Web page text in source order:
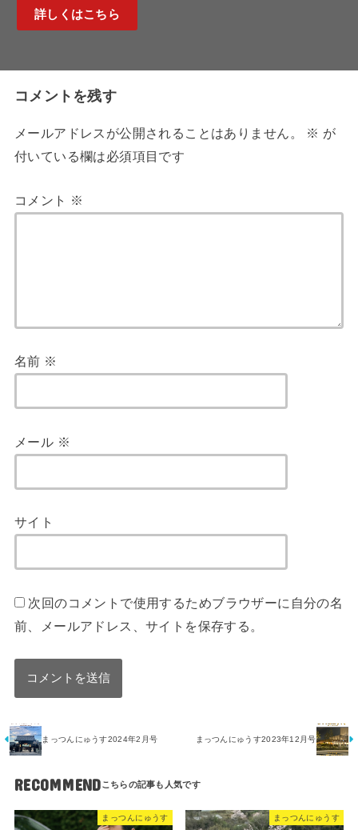
詳しくはこちら
コメントを残す
メールアドレスが公開されることはありません。 ※ が
付いている欄は必須項目です
コメント ※
名前 ※
メール ※
サイト
次回のコメントで使用するためブラウザーに自分の名
前、メールアドレス、サイトを保存する。
まっつんにゅうす2024年2月号 まっつんにゅうす2023年12月号
RECOMMEND
まっつんにゅうす まっつんにゅうす